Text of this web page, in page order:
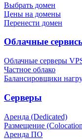
Выбрать домен
Цены на домены
Перенести домен
Облачные
Облачные серверы
Частное облако
Балансировщики
Серверы
Аренда (Dedicated)
Размещение
Аренда ПО